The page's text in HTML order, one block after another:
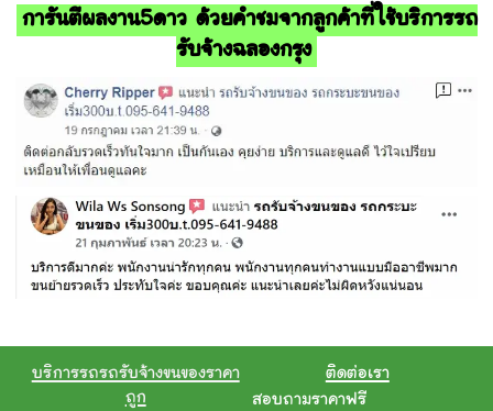
การันตีผลงาน5ดาว ด้วยคำชมจากลูกค้าที่ใช้บริการรถ
รับจ้างฉลองกรุง
บริการรถรถรับจ้างขนของราคา
ถูก
ติดต่อเรา
สอบถามราคาฟรี